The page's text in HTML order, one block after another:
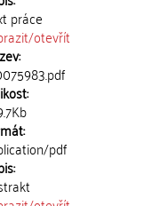
práce
otevřít
pdf